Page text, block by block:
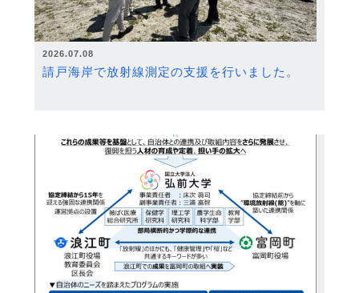
2026.07.08
請戸海岸で放射線測定の支援を行いました。